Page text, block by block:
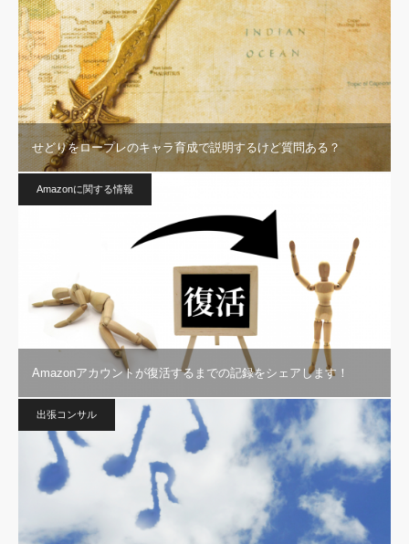
せどりをロープレのキャラ育成で説明するけど質問ある？
Amazonに関する情報
Amazonアカウントが復活するまでの記録をシェアします！
出張コンサル